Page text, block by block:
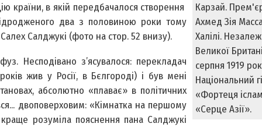
Карзай.
Ахмед Зія
Халілі.
Великої
серпня 1919
Національний
«Фортеця
«Серце Азії».
країни, в якій передбачалося створення
два з половиною роки тому
Салджукі (фото на стор. 52 внизу).
Несподівано з’ясувалося: перекладач
жив у Росії, в Бєлгороді) і був мені
абсолютно «плаває» в політичних
двоповерховим: «Кімнатка на першому
розуміла пояснення пана Салджукі